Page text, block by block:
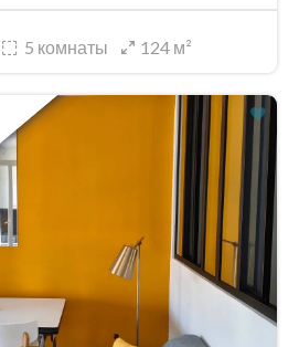
5 комнаты 124 м²